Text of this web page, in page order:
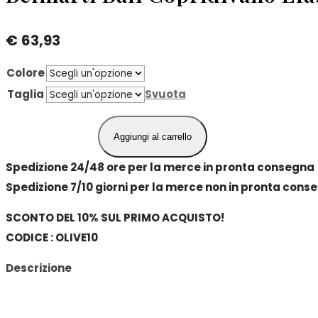
€ 63,93
Colore
Taglia
Svuota
Bali
Copridivano
3
Posti
quantità
Aggiungi al carrello
Spedizione 24/48 ore per la merce in pronta consegna
Spedizione 7/10 giorni per la merce non in pronta
SCONTO DEL 10% SUL PRIMO ACQUISTO!
CODICE : OLIVE10
Descrizione